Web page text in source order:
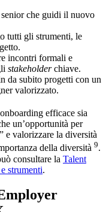
che guidi il nuovo
tutti gli strumenti, le
incontri formali e
stakeholderchiave.
da subito progetti con un
valorizzato.
efficace sia
un’opportunità per
e valorizzare la diversità
della diversità 9.
consultare la Talent
strumenti.